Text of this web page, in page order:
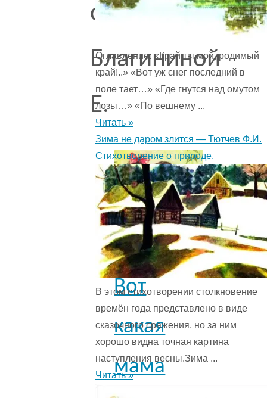
стихи
Благининой
Е.
Вот
какая
мама
Оглавление: «Край ты мой, родимый
край!..» «Вот уж снег последний в
поле тает…» «Где гнутся над омутом
лозы…» «По вешнему ...
Читать »
Зима не даром злится — Тютчев Ф.И.
Стихотворение о природе.
В этом стихотворении столкновение
времён года представ­лено в виде
сказочного сражения, но за ним
хорошо видна точная картина
наступления весны.Зима ...
Читать »